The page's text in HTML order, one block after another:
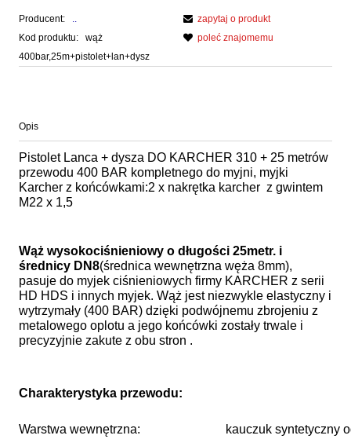
Producent:
..
Kod produktu:
wąż
400bar,25m+pistolet+lan+dysz
zapytaj o produkt
poleć znajomemu
Opis
Pistolet Lanca + dysza DO KARCHER 310 + 25 metrów
przewodu 400 BAR kompletnego do myjni, myjki
Karcher z końcówkami:2 x nakrętka karcher z gwintem
M22 x 1,5
Wąż wysokociśnieniowy o długości 25metr. i
średnicy DN8(średnica wewnętrzna węża 8mm),
pasuje do myjek ciśnieniowych firmy KARCHER z serii
HD HDS i innych myjek. Wąż jest niezwykle elastyczny i
wytrzymały (400 BAR) dzięki podwójnemu zbrojeniu z
metalowego oplotu a jego końcówki zostały trwale i
precyzyjnie zakute z obu stron .
Charakterystyka przewodu:
Warstwa wewnętrzna: kauczuk syntetyczny